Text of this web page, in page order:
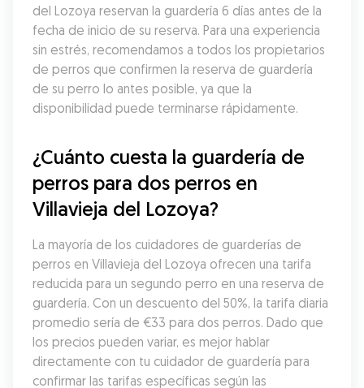
del Lozoya reservan la guardería 6 días antes de la
fecha de inicio de su reserva. Para una experiencia
sin estrés, recomendamos a todos los propietarios
de perros que confirmen la reserva de guardería
de su perro lo antes posible, ya que la
disponibilidad puede terminarse rápidamente.
¿Cuánto cuesta la guardería de
perros para dos perros en
Villavieja del Lozoya?
La mayoría de los cuidadores de guarderías de
perros en Villavieja del Lozoya ofrecen una tarifa
reducida para un segundo perro en una reserva de
guardería. Con un descuento del 50%, la tarifa diaria
promedio sería de €33 para dos perros. Dado que
los precios pueden variar, es mejor hablar
directamente con tu cuidador de guardería para
confirmar las tarifas específicas según las